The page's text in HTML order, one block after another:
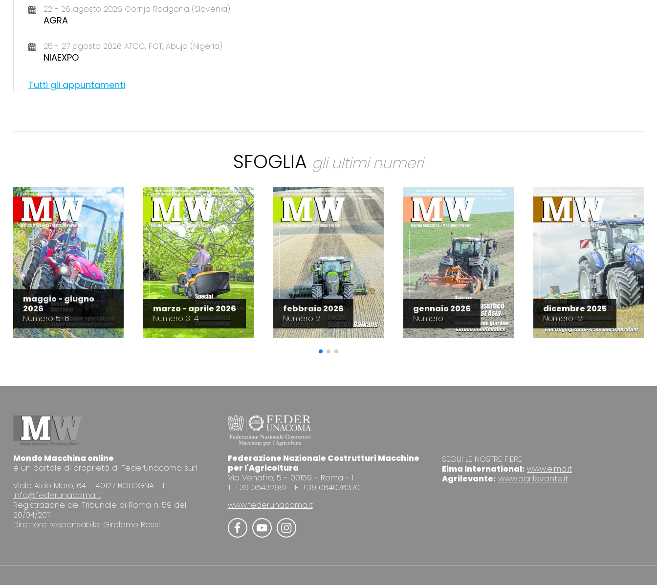
22 - 26 agosto 2026 Gornja Radgona (Slovenia)
AGRA
25 - 27 agosto 2026 ATCC, FCT, Abuja (Nigeria)
NIAEXPO
Tutti gli appuntamenti
SFOGLIA gli ultimi numeri
maggio - giugno
2026
Numero 5-6
marzo - aprile 2026
Numero 3-4
febbraio 2026
Numero 2
gennaio 2026
Numero 1
dicembre 2025
Numero 12
Mondo Macchina online
è un portale di proprietà di FederUnacoma surl
Viale Aldo Moro, 64 – 40127 BOLOGNA - I
info@federunacoma.it
Registrazione del Tribunale di Roma n. 59 del
20/04/2011
Direttore responsabile: Girolamo Rossi
Federazione Nazionale Costrutturi Macchine
per l'Agricoltura
Via Venafro, 5 - 00159 - Roma - I
T: +39 06432981 - F: +39 064076370
www.federunacoma.it
SEGUI LE NOSTRE FIERE
Eima International: www.eima.it
Agrilevante: www.agrilevante.it